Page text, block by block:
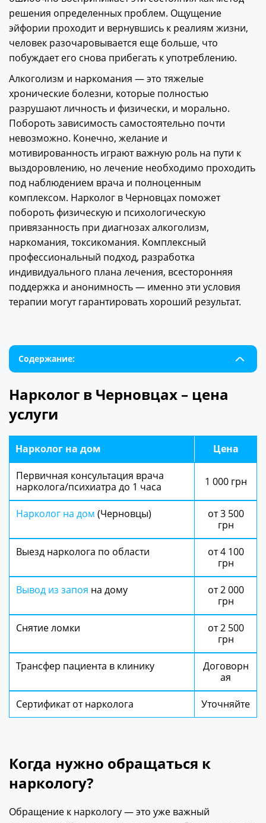
решения определенных проблем. Ощущение
эйфории проходит и вернувшись к реалиям жизни,
человек разочаровывается еще больше, что
побуждает его снова прибегать к употреблению.
Алкоголизм и наркомания — это тяжелые
хронические болезни, которые полностью
разрушают личность и физически, и морально.
Побороть зависимость самостоятельно почти
невозможно. Конечно, желание и
мотивированность играют важную роль на пути к
выздоровлению, но лечение необходимо проходить
под наблюдением врача и полноценным
комплексом. Нарколог в Черновцах поможет
побороть физическую и психологическую
привязанность при диагнозах алкоголизм,
наркомания, токсикомания. Комплексный
профессиональный подход, разработка
индивидуального плана лечения, всесторонняя
поддержка и анонимность — именно эти условия
терапии могут гарантировать хороший результат.
Содержание:
Нарколог в Черновцах – цена
услуги
Нарколог на дом Цена
Первичная консультация врача
нарколога/психиатра до 1 часа
1 000 грн
Нарколог на дом (Черновцы)
от 3 500
грн
Выезд нарколога по области
от 4 100
грн
Вывод из запоя на дому
от 2 000
грн
Снятие ломки
от 2 500
грн
Трансфер пациента в клинику
Договорн
ая
Сертификат от нарколога Уточняйте
Когда нужно обращаться к
наркологу?
Обращение к наркологу — это уже важный